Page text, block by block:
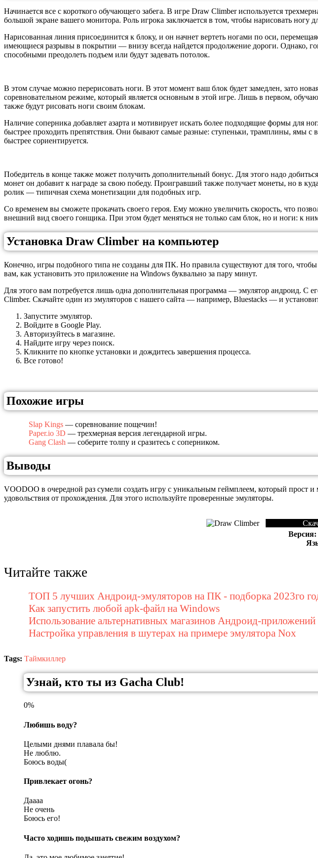
Начинается все с короткого обучающего забега. В игре Draw Climber используется
большой экране вашего монитора. Роль игрока заключается в том, чтобы нарисовать ногу
Нарисованная линия присоединится к блоку, и он начнет вертеть ногами по оси,
имеющиеся разрывы в покрытии — внизу всегда найдется продолжение дороги. Однако,
способными преодолеть подъем или будут задевать потолок.
В этом случае можно перерисовать ноги. В этот момент ваш блок будет замедлен, зато
соревновательном режиме, который является основным в этой игре. Лишь в первом,
также будут рисовать ноги своим блокам.
Наличие соперника добавляет азарта и мотивирует искать более подходящие формы для
быстрее проходить препятствия. Они бывают самые разные: ступеньки, трамплины, ямы
быстрее сориентируется.
Победитель в конце также может получить дополнительный бонус. Для этого надо
монет он добавит к награде за свою победу. Проигравший также получает монеты, но в
ролик — типичная схема монетизации для подобных игр.
Со временем вы сможете прокачать своего героя. Ему можно увеличить скорость, что
внешний вид своего гонщика. При этом будет меняться не только сам блок, но и ноги: к
Установка Draw Climber на компьютер
Конечно, игры подобного типа не созданы для ПК. Но правила существуют для того,
вам, как установить это приложение на Windows буквально за пару минут.
Для этого вам потребуется лишь одна дополнительная программа — эмулятор андроид.
Climber. Скачайте один из эмуляторов с нашего сайта — например, Bluestacks — и
Запустите эмулятор.
Войдите в Google Play.
Авторизуйтесь в магазине.
Найдите игру через поиск.
Кликните по кнопке установки и дождитесь завершения процесса.
Все готово!
Похожие игры
Slap Kings — соревнование пощечин!
Paper.io 3D — трехмерная версия легендарной игры.
Gang Clash — соберите толпу и сразитесь с соперником.
Выводы
VOODOO в очередной раз сумели создать игру с уникальным геймплеем, который прост
удовольствия от прохождения. Для этого используйте проверенные эмуляторы.
Версия:
Читайте также
ТОП 5 лучших Андроид-эмуляторов на ПК - подборка 2023го
Как запустить любой apk-файл на Windows
Использование альтернативных магазинов Андроид-
Настройка управления в шутерах на примере эмулятора Nox
Tags: Таймкиллер
Узнай, кто ты из Gacha Club!
0%
Любишь воду?
Целыми днями плавала бы!
Не люблю.
Боюсь воды(
Привлекает огонь?
Даааа
Не очень
Боюсь его!
Часто ходишь подышать свежим воздухом?